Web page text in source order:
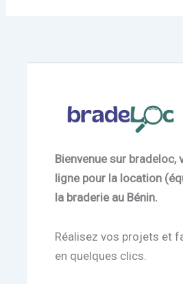
Bienvenue sur
ligne pour la location
la braderie au Bénin.
Réalisez vos projets et
en quelques clics.